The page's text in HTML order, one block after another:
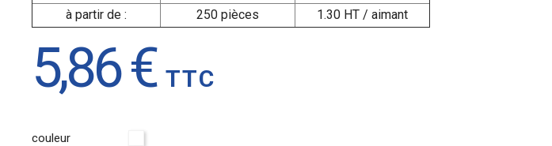
à partir de :
250 pièces 1.30 HT / aimant
5,86 € TTC
couleur